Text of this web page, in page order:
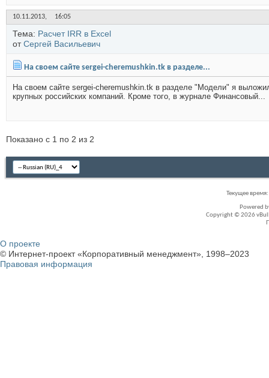
10.11.2013, 16:05
Тема: Расчет IRR в Excel
отСергей Васильевич
На своем сайте sergei-cheremushkin.tk в разделе...
На своем сайте sergei-cheremushkin.tk в разделе "Модели" я
крупных российских компаний. Кроме того, в журнале Финансовый...
Показано с 1 по 2 из 2
Текущее время:
Powered
Copyright © 2026
О проекте
© Интернет-проект «Корпоративный менеджмент», 1998–2023
Правовая информация